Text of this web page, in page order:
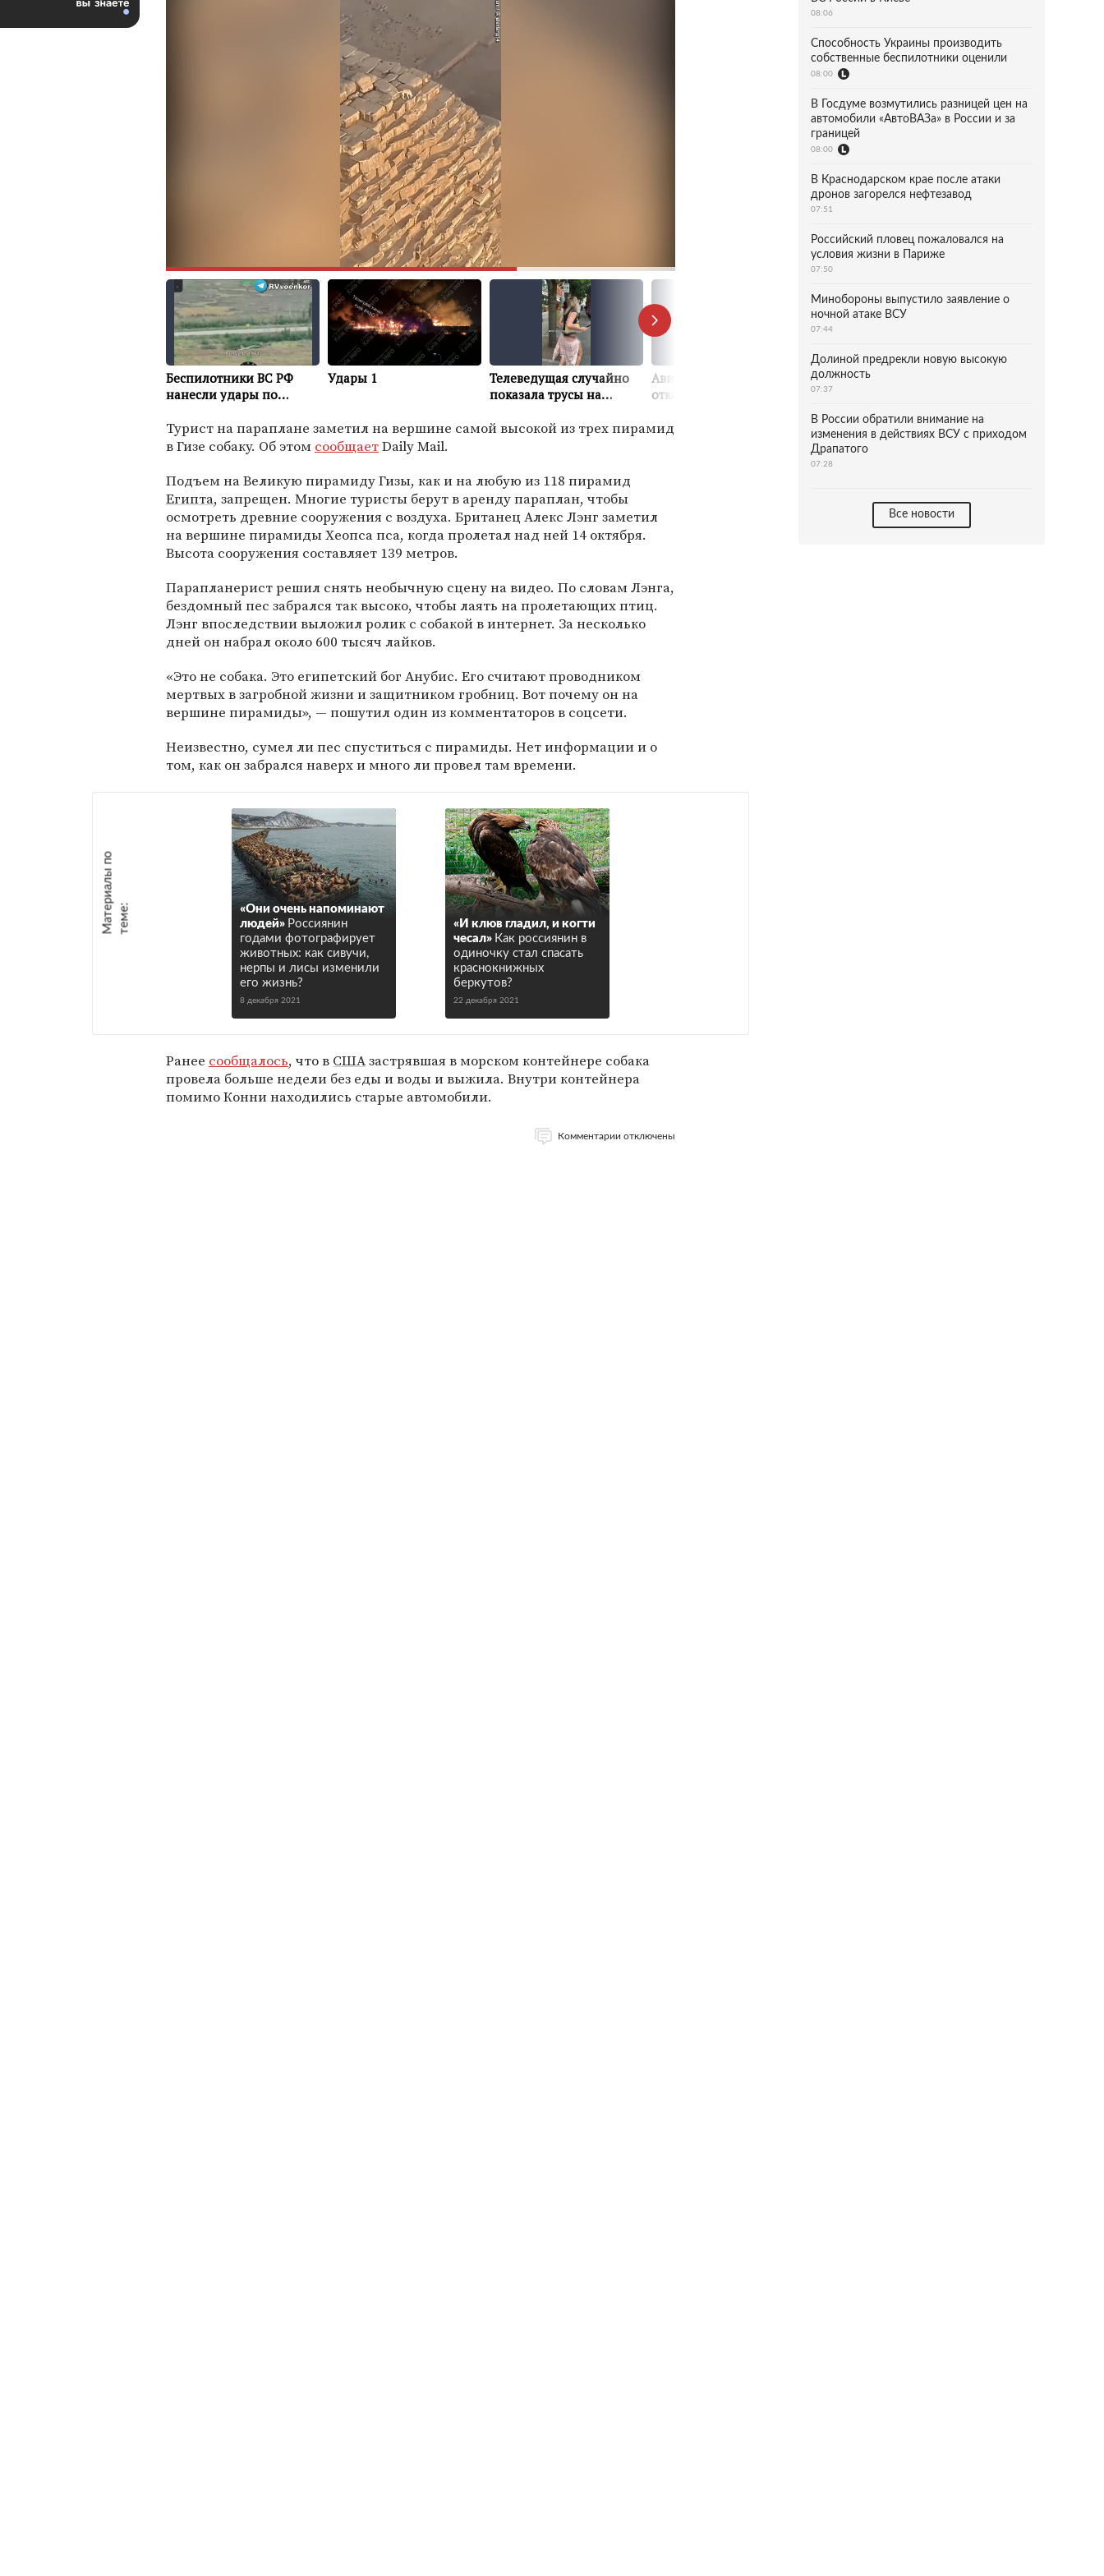
Турист на параплане заметил на вершине самой высокой из трех пирамид
в Гизе собаку. Об этом сообщаетDaily Mail.
Подъем на Великую пирамиду Гизы, как и на любую из 118 пирамид
Египта, запрещен. Многие туристы берут в аренду параплан, чтобы
осмотреть древние сооружения с воздуха. Британец Алекс Лэнг заметил
на вершине пирамиды Хеопса пса, когда пролетал над ней 14 октября.
Высота сооружения составляет 139 метров.
Парапланерист решил снять необычную сцену на видео. По словам Лэнга,
бездомный пес забрался так высоко, чтобы лаять на пролетающих птиц.
Лэнг впоследствии выложил ролик с собакой в интернет. За несколько
дней он набрал около 600 тысяч лайков.
«Это не собака. Это египетский бог Анубис. Его считают проводником
мертвых в загробной жизни и защитником гробниц. Вот почему он на
вершине пирамиды», — пошутил один из комментаторов в соцсети.
Неизвестно, сумел ли пес спуститься с пирамиды. Нет информации и о
том, как он забрался наверх и много ли провел там времени.
М
а
т е
р
и
а
л
ы
п
о
т
е
м
е :
«Они очень напоминают
людей» Россиянин
годами фотографирует
животных: как сивучи,
нерпы и лисы изменили
его жизнь?
8 декабря 2021
«И клюв гладил, и когти
чесал» Как россиянин в
одиночку стал спасать
краснокнижных
беркутов?
22 декабря 2021
Ранее сообщалось, что в СШАзастрявшая в морском контейнере собака
провела больше недели без еды и воды и выжила. Внутри контейнера
помимо Конни находились старые автомобили.
Комментарии отключены
08:06
Способность Украины производить
собственные беспилотники оценили
08:00
В Госдуме возмутились разницей цен на
автомобили «АвтоВАЗа» в России и за
границей
08:00
В Краснодарском крае после атаки
дронов загорелся нефтезавод
07:51
Российский пловец пожаловался на
условия жизни в Париже
07:50
Минобороны выпустило заявление о
ночной атаке ВСУ
07:44
Долиной предрекли новую высокую
должность
07:37
В России обратили внимание на
изменения в действиях ВСУ с приходом
Драпатого
07:28
Все новости